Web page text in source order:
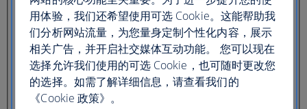
入住天数
您的搜索结果将以英文显示
One car rental Multiple car rentals
提车目的地
用体验，我们还希望使用可选 Cookie。这能帮助我
们分析网站流量，为您量身定制个性化内容，展示
相关广告，并开启社交媒体互动功能。 您可以现在
选择允许我们使用的可选 Cookie，也可随时更改您
的选择。如需了解详细信息，请查看我们的
《Cookie 政策》。